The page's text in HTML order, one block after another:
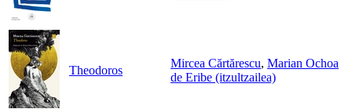
Theodoros
Mircea Cărtărescu, Marian Ochoa
de Eribe (itzultzailea)